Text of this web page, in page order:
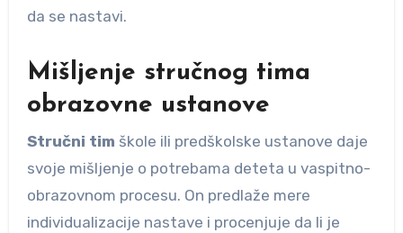
da se nastavi.
Mišljenje stručnog tima
obrazovne ustanove
Stručni tim škole ili predškolske ustanove daje
svoje mišljenje o potrebama deteta u vaspitno-
obrazovnom procesu. On predlaže mere
individualizacije nastave i procenjuje da li je